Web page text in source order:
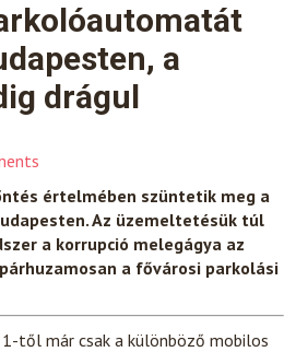
a
drágul
értelmében szüntetik meg a
Az üzemeltetésük túl
a korrupció melegágya az
a fővárosi parkolási
től már csak a különböző mobilos